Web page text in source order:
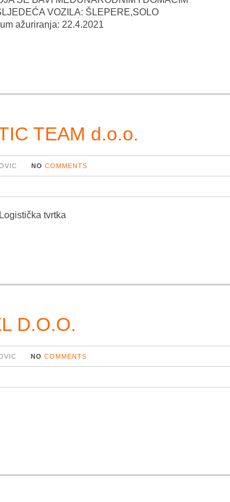
VOZILA: ŠLEPERE,SOLO
ažuriranja: 22.4.2021
TEAM d.o.o.
NO COMMENTS
tvrtka
D.O.O.
NO COMMENTS